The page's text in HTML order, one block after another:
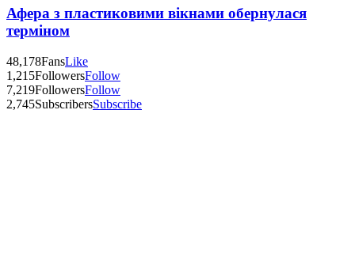
Афера з пластиковими вікнами обернулася
терміном
48,178FansLike
1,215FollowersFollow
7,219FollowersFollow
2,745SubscribersSubscribe